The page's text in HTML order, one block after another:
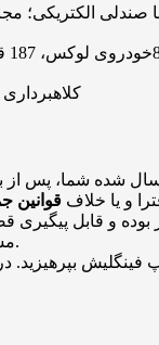
با صندلی الکتریکی؛
کلاهبرداری
شده شما، پس
و یا خلاف قوانین
و قابل پیگیری
مسئولیت بر عهده شخص نظر دهنده خواهد بود.